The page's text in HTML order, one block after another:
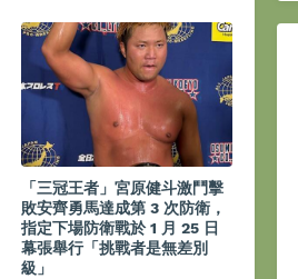
「三冠王者」宮原健斗激鬥擊
敗安齊勇馬達成第 3 次防衛，
指定下場防衛戰於 1 月 25 日
幕張舉行「挑戰者是無差別
級」